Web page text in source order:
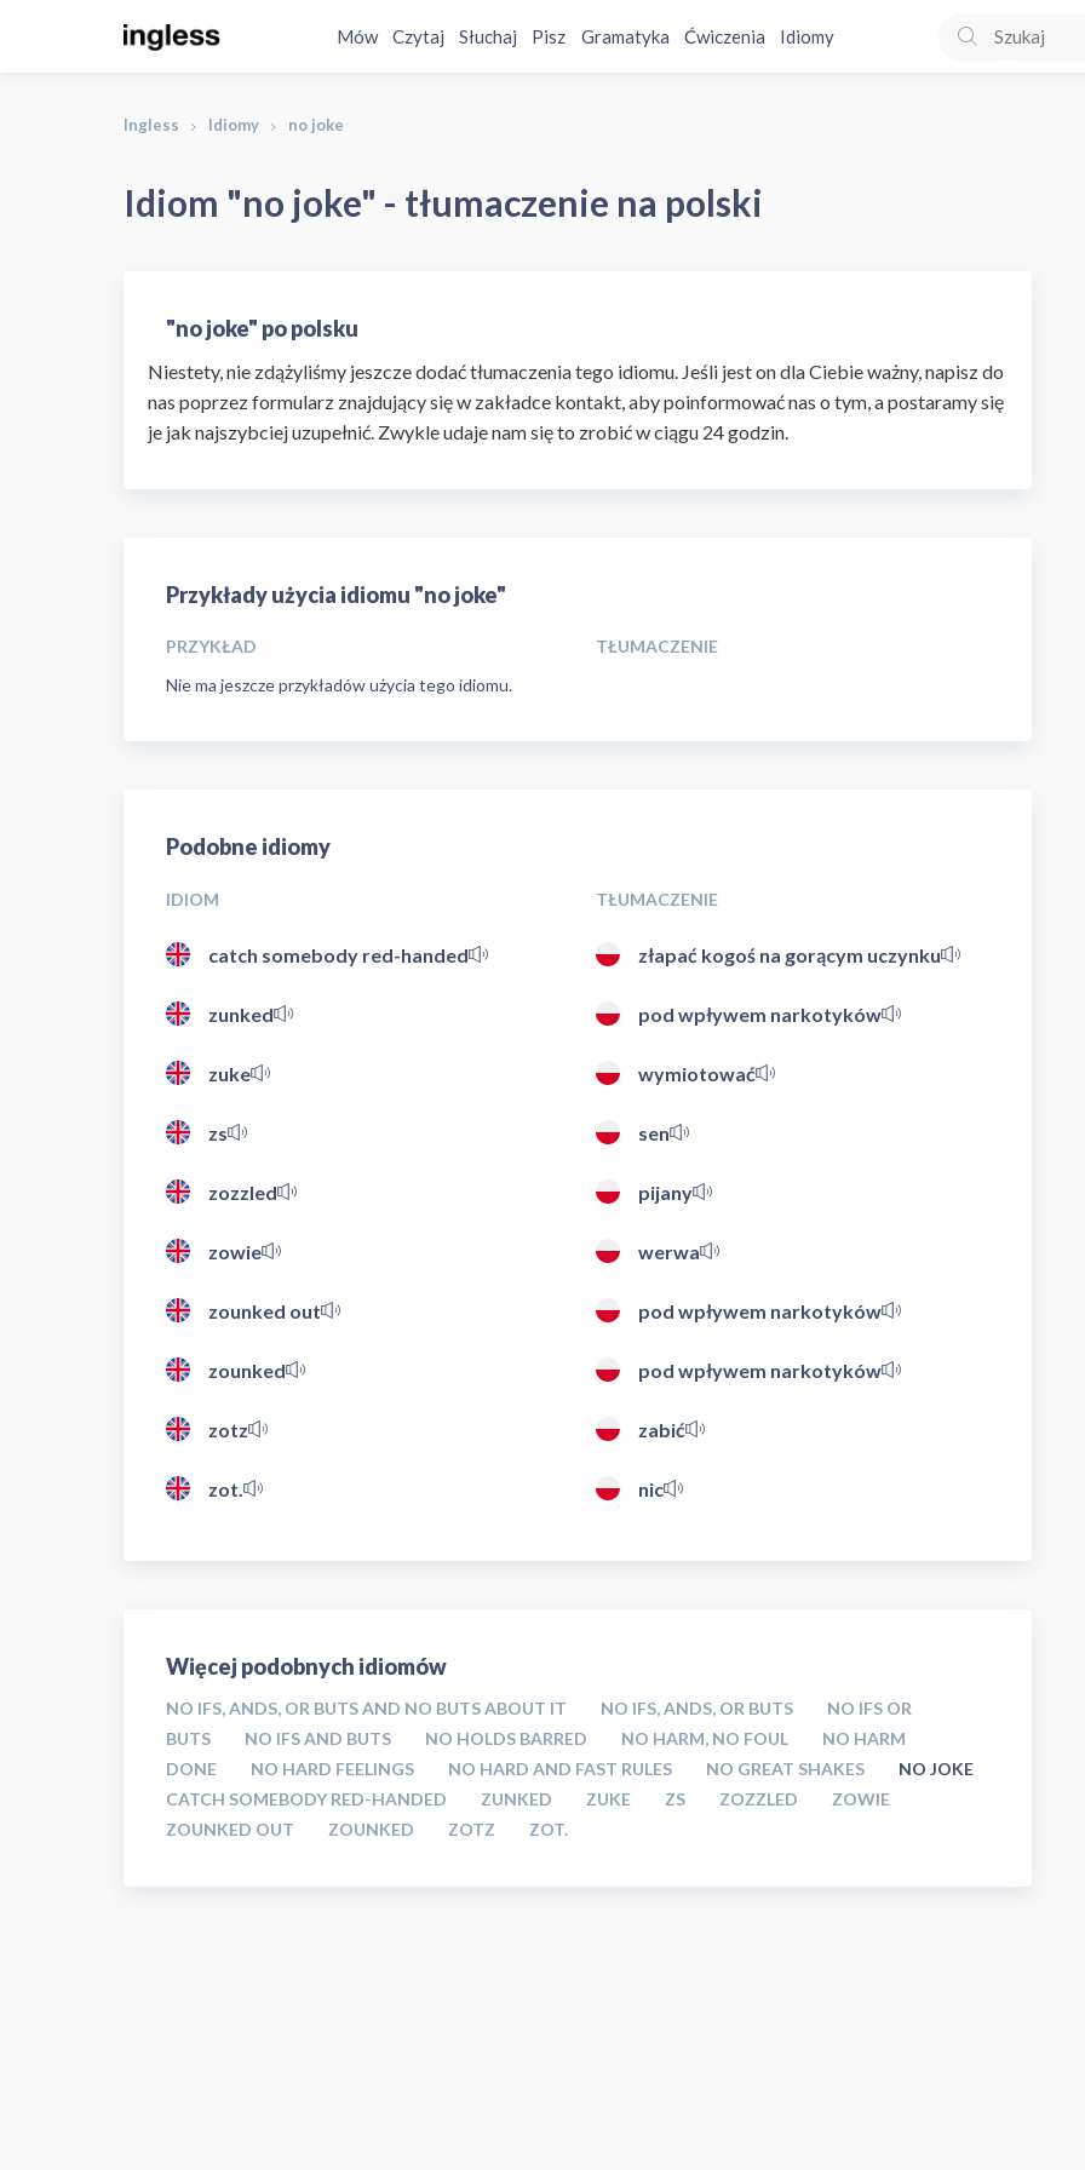
Mów Czytaj Słuchaj Pisz Gramatyka Ćwiczenia Idiomy
Ingless Idiomy no joke
Idiom "no joke" - tłumaczenie na polski
"no joke" po polsku
Niestety, nie zdążyliśmy jeszcze dodać tłumaczenia tego idiomu. Jeśli jest on dla Ciebie ważny, napisz do
nas poprzez formularz znajdujący się w zakładce kontakt, aby poinformować nas o tym, a postaramy się
je jak najszybciej uzupełnić. Zwykle udaje nam się to zrobić w ciągu 24 godzin.
Przykłady użycia idiomu "no joke"
PRZYKŁAD
TŁUMACZENIE
Nie ma jeszcze przykładów użycia tego idiomu.
Podobne idiomy
IDIOM TŁUMACZENIE
catch somebody red-handed złapać kogoś na gorącym uczynku
zunked pod wpływem narkotyków
zuke wymiotować
zs sen
zozzled pijany
zowie werwa
zounked out pod wpływem narkotyków
zounked pod wpływem narkotyków
zotz zabić
zot. nic
Więcej podobnych idiomów
NO IFS, ANDS, OR BUTS AND NO BUTS ABOUT IT NO IFS, ANDS, OR BUTS
NO IFS OR
BUTS
NO IFS AND BUTS NO HOLDS BARRED NO HARM, NO FOUL
NO HARM
DONE
NO HARD FEELINGS NO HARD AND FAST RULES NO GREAT SHAKES
NO JOKE
CATCH SOMEBODY RED-HANDED
ZUNKED ZUKE ZS ZOZZLED
ZOWIE
ZOUNKED OUT
ZOUNKED ZOTZ ZOT.